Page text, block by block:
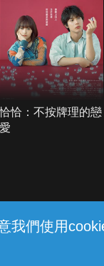
我們使用
恰恰：不按牌理的戀
愛